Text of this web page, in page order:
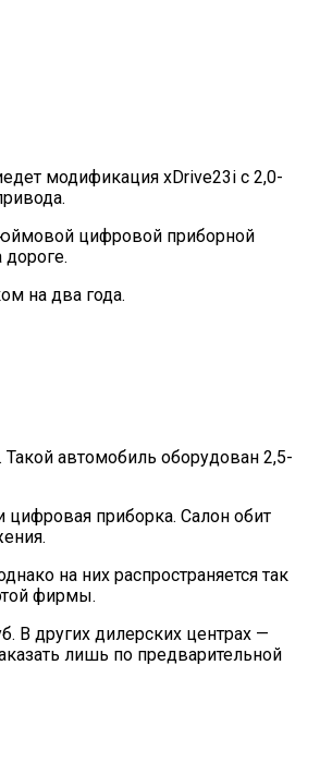
модификация xDrive23i с 2,0-
цифровой приборной
на два года.
автомобиль оборудован 2,5-
цифровая приборка. Салон обит
на них распространяется так
фирмы.
В других дилерских центрах —
лишь по предварительной